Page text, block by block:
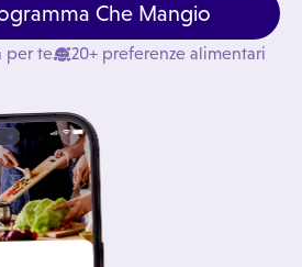
Che Mangio
per te 20+ preferenze alimentari